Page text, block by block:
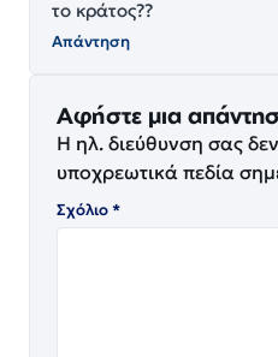
το κράτος??
Απάντηση
Αφήστε μια
Η ηλ. διεύθυνση σας
υποχρεωτικά πεδία
Σχόλιο*